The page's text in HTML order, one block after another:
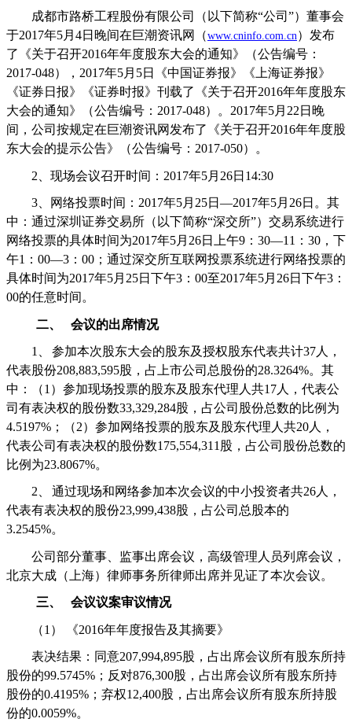
成都市路桥工程股份有限公司（以下简称“公司”）董事会
于2017年5月 4日晚间在巨潮资讯网（www.cninfo.com.cn）发布
了《关于召开2016年年度股东大会的通知》（公告编号：
2017-048）， 2017年5月 5日《中国证券报》《上海证券报》
《证券日报》《证券时报》刊载了《关于召开2016年年度股东
大会的通知》（公告编号： 2017-048）。 2017年5月 22日晚
间，公司按规定在巨潮资讯网发布了《关于召开2016年年度股
东大会的提示公告》（公告编号： 2017-050）。
2 、现场会议召开时间： 2017年5月 26日 14:30
3 、网络投票时间： 2017年5月 25日 —2017年5月 26日。其
中：通过深圳证券交易所（以下简称“深交所”）交易系统进行
网络投票的具体时间为2017年5月 26日上午9 ： 30—11 ： 30 ，下
午1 ： 00—3 ： 00 ；通过深交所互联网投票系统进行网络投票的
具体时间为2017年5月 25日下午3 ： 00至2017年5月 26日下午3 ：
00的任意时间。
二、 会议的出席情况
1、 参加本次股东大会的股东及授权股东代表共计37人，
代表股份208,883,595股，占上市公司总股份的28.3264%。其
中：（1 ）参加现场投票的股东及股东代理人共17人，代表公
司有表决权的股份数33,329,284股，占公司股份总数的比例为
4.5197% ；（2）参加网络投票的股东及股东代理人共20人，
代表公司有表决权的股份数175,554,311 股，占公司股份总数的
比例为23.8067%。
2、 通过现场和网络参加本次会议的中小投资者共26人，
代表有表决权的股份23,999,438股，占公司总股本的
3.2545%。
公司部分董事、监事出席会议，高级管理人员列席会议，
北京大成（上海）律师事务所律师出席并见证了本次会议。
三、 会议议案审议情况
（1） 《2016年年度报告及其摘要》
表决结果：同意207,994,895股，占出席会议所有股东所持
股份的99.5745% ；反对876,300股，占出席会议所有股东所持
股份的0.4195% ；弃权12,400股，占出席会议所有股东所持股
份的0.0059%。